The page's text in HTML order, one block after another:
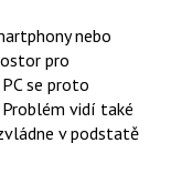
nebo
pro
se proto
Problém vidí také
v podstatě